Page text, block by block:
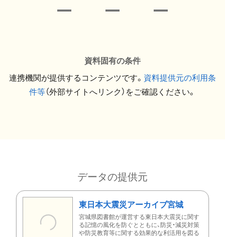
資料固有の条件
連携機関が提供するコンテンツです。 資料提供元の利用条
件等（外部サイトへリンク）をご確認ください。
データの提供元
東日本大震災アーカイブ宮城
宮城県図書館が運営する東日本大震災に関す
る記憶の風化を防ぐとともに、防災・減災対策
や防災教育等に関する効果的な利活用を図る